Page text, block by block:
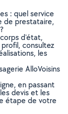
: quel service
de prestataire,
d'état,
profil, consultez
les
AlloVoisins
en passant
devis et les
étape de votre